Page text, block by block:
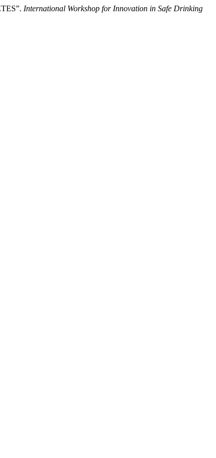
International Workshop for Innovation in Safe Drinking